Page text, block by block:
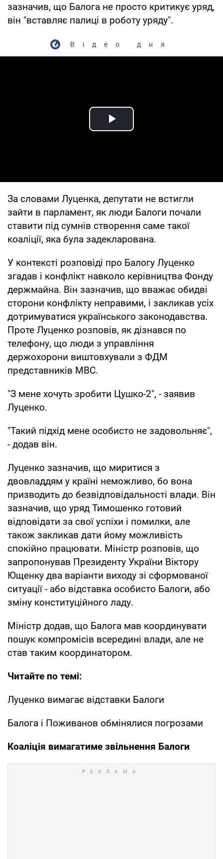
зазначив, що Балога не просто критикує уряд,
він "вставляє палиці в роботу уряду".
Відео дня
Play Video
За словами Луценка, депутати не встигли
зайти в парламент, як люди Балоги почали
ставити під сумнів створення саме такої
коаліції, яка була задекларована.
У контексті розповіді про Балогу Луценко
згадав і конфлікт навколо керівництва Фонду
держмайна. Він зазначив, що вважає обидві
сторони конфлікту неправими, і закликав усіх
дотримуватися українського законодавства.
Проте Луценко розповів, як дізнався по
телефону, що люди з управління
держохорони виштовхували з ФДМ
представників МВС.
"З мене хочуть зробити Цушко-2", - заявив
Луценко.
"Такий підхід мене особисто не задовольняє",
- додав він.
Луценко зазначив, що миритися з
двовладдям у країні неможливо, бо вона
призводить до безвідповідальності влади. Він
зазначив, що уряд Тимошенко готовий
відповідати за свої успіхи і помилки, але
також закликав дати йому можливість
спокійно працювати. Міністр розповів, що
запропонував Президенту України Віктору
Ющенку два варіанти виходу зі сформованої
ситуації - або відставка особисто Балоги, або
зміну конституційного ладу.
Міністр додав, що Балога мав координувати
пошук компромісів всередині влади, але не
став таким координатором.
Читайте по темі:
Луценко вимагає відставки Балоги
Балога і Поживанов обмінялися погрозами
Коаліція вимагатиме звільнення Балоги